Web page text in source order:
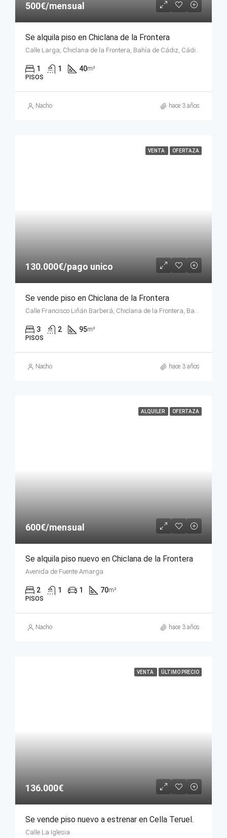
500€/mensual
Se alquila piso en Chiclana de la Frontera
Calle Larga, Chiclana de la Frontera, Bahía de Cádiz, Cádiz, Andalucía, 11130, España
1 1 40m²
PISOS
Nacho hace 3 años
VENTA OFERTAZA
130.000€/pago unico
Se vende piso en Chiclana de la Frontera
Calle Francisco Liñán Barberá, Chiclana de la Frontera, Bahía de Cádiz, Cádiz, Andalucía, 11130, España
3 2 95m²
PISOS
Nacho hace 3 años
ALQUILER OFERTAZA
600€/mensual
Se alquila piso nuevo en Chiclana de la Frontera
Avenida de Fuente Amarga
2 1 1 70m²
PISOS
Nacho hace 3 años
VENTA ÚLTIMO PRECIO
136.000€
Se vende piso nuevo a estrenar en Cella Teruel.
Calle La Iglesia